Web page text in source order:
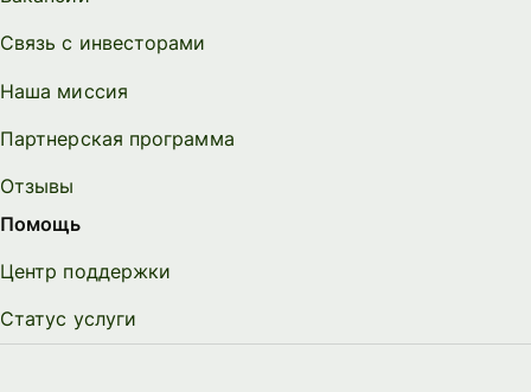
Связь с инвесторами
Наша миссия
Партнерская программа
Отзывы
Помощь
Центр поддержки
Статус услуги